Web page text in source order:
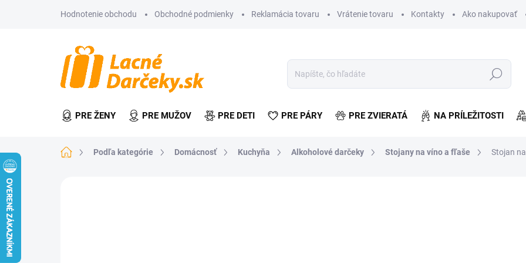
Hodnotenie obchodu Obchodné podmienky Reklamácia tovaru Vrátenie tovaru Kontakty Ako nakupovať
Hľadať
PRE ŽENY PRE MUŽOV PRE DETI PRE PÁRY PRE ZVIERATÁ NA PRÍLEŽITOSTI
DomovPodľa kategórie Domácnosť Kuchyňa Alkoholové darčeky Stojany na víno a fľaše Stojan